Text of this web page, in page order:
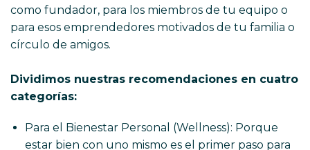
como fundador, para los miembros de tu equipo o
para esos emprendedores motivados de tu familia o
círculo de amigos.
Dividimos nuestras recomendaciones en cuatro
categorías:
Para el Bienestar Personal (Wellness): Porque
estar bien con uno mismo es el primer paso para